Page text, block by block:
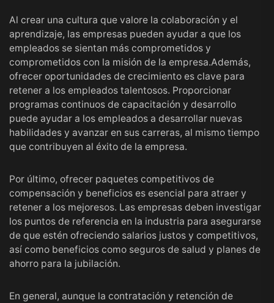
Al crear una cultura que valore la colaboración y el
aprendizaje, las empresas pueden ayudar a que los
empleados se sientan más comprometidos y
comprometidos con la misión de la empresa.Además,
ofrecer oportunidades de crecimiento es clave para
retener a los empleados talentosos. Proporcionar
programas continuos de capacitación y desarrollo
puede ayudar a los empleados a desarrollar nuevas
habilidades y avanzar en sus carreras, al mismo tiempo
que contribuyen al éxito de la empresa.
Por último, ofrecer paquetes competitivos de
compensación y beneficios es esencial para atraer y
retener a los mejoresos. Las empresas deben investigar
los puntos de referencia en la industria para asegurarse
de que estén ofreciendo salarios justos y competitivos,
así como beneficios como seguros de salud y planes de
ahorro para la jubilación.
En general, aunque la contratación y retención de